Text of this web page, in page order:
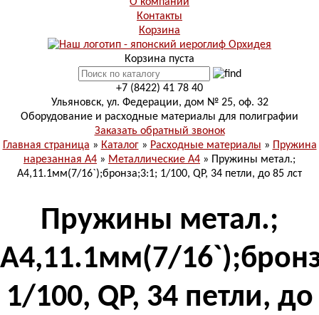
Контакты
Корзина
Корзина пуста
+7 (8422) 41 78 40
Ульяновск, ул. Федерации, дом № 25, оф. 32
Оборудование и расходные материалы для полиграфии
Заказать обратный звонок
Главная страница » Каталог » Расходные материалы » Пружина
нарезанная А4 » Металлические А4 » Пружины метал.;
А4,11.1мм(7/16`);бронза;3:1; 1/100, QP, 34 петли, до 85 лст
Пружины метал.;
А4,11.1мм(7/
1/100, QP, 34 петли, до